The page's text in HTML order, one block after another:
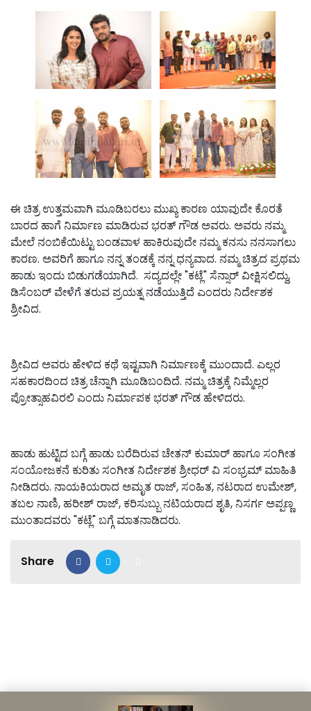
ಈ ಚಿತ್ರ ಉತ್ತಮವಾಗಿ ಮೂಡಿಬರಲು ಮುಖ್ಯ ಕಾರಣ ಯಾವುದೇ ಕೊರತೆ
ಬಾರದ ಹಾಗೆ ನಿರ್ಮಾಣ ಮಾಡಿರುವ ಭರತ್ ಗೌಡ‌ ಅವರು. ಅವರು ನಮ್ಮ‌
ಮೇಲೆ ನಂಬಿಕೆಯಿಟ್ಟು ಬಂಡವಾಳ ಹಾಕಿರುವುದೇ ನಮ್ಮ ಕನಸು ನನಸಾಗಲು
ಕಾರಣ. ಅವರಿಗೆ ಹಾಗೂ ನನ್ನ‌ ತಂಡಕ್ಕೆ ನನ್ನ ಧನ್ಯವಾದ. ನಮ್ಮ ಚಿತ್ರದ ಪ್ರಥಮ
ಹಾಡು ಇಂದು ಬಿಡುಗಡೆಯಾಗಿದೆ. ಸದ್ಯದಲ್ಲೇ "ಕಟ್ಲೆ" ಸೆನ್ಸಾರ್ ವೀಕ್ಷಿಸಲಿದ್ದು,
ಡಿಸೆಂಬರ್ ವೇಳೆಗೆ ತರುವ ಪ್ರಯತ್ನ ನಡೆಯುತ್ತಿದೆ ಎಂದರು ನಿರ್ದೇಶಕ
ಶ್ರೀವಿದ.
ಶ್ರೀವಿದ ಅವರು ಹೇಳಿದ ಕಥೆ ಇಷ್ಟವಾಗಿ ನಿರ್ಮಾಣಕ್ಕೆ ಮುಂದಾದೆ. ಎಲ್ಲರ
ಸಹಕಾರದಿಂದ ಚಿತ್ರ ಚೆನ್ನಾಗಿ ಮೂಡಿಬಂದಿದೆ. ನಮ್ಮ ಚಿತ್ರಕ್ಕೆ ನಿಮ್ಮೆಲ್ಲರ
ಪ್ರೋತ್ಸಾಹವಿರಲಿ ಎಂದು ನಿರ್ಮಾಪಕ ಭರತ್ ಗೌಡ ಹೇಳಿದರು‌.
ಹಾಡು ಹುಟ್ಟಿದ ಬಗ್ಗೆ ಹಾಡು ಬರೆದಿರುವ ಚೇತನ್ ಕುಮಾರ್ ಹಾಗೂ ಸಂಗೀತ
ಸಂಯೋಜಕನೆ ಕುರಿತು ಸಂಗೀತ ನಿರ್ದೇಶಕ ಶ್ರೀಧರ್ ವಿ ಸಂಭ್ರಮ್ ಮಾಹಿತಿ
ನೀಡಿದರು. ನಾಯಕಿಯರಾದ ಅಮೃತ ರಾಜ್, ಸಂಹಿತ, ನಟರಾದ ಉಮೇಶ್,
ತಬಲ ನಾಣಿ, ಹರೀಶ್ ರಾಜ್, ಕರಿಸುಬ್ಬು ನಟಿಯರಾದ ಶೃತಿ, ನಿಸರ್ಗ ಅಪ್ಪಣ್ಣ
ಮುಂತಾದವರು "ಕಟ್ಲೆ" ಬಗ್ಗೆ ಮಾತನಾಡಿದರು.
Share